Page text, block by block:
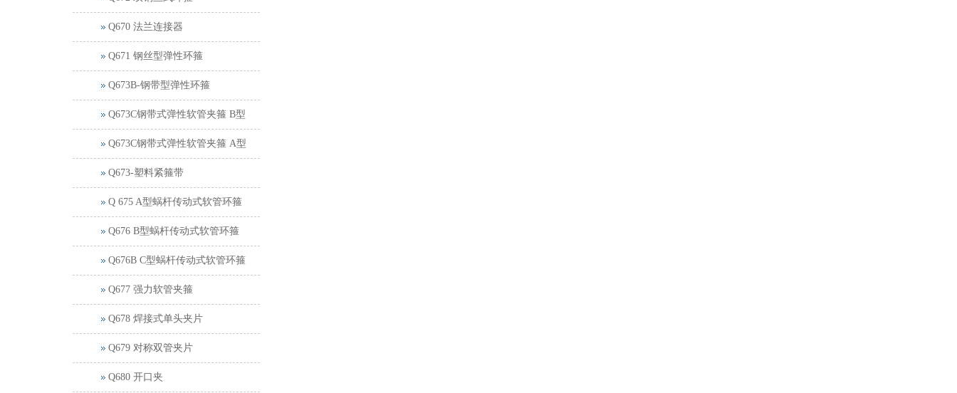
Q670 法兰连接器
Q671 钢丝型弹性环箍
Q673B-钢带型弹性环箍
Q673C钢带式弹性软管夹箍 B型
Q673C钢带式弹性软管夹箍 A型
Q673-塑料紧箍带
Q 675 A型蜗杆传动式软管环箍
Q676 B型蜗杆传动式软管环箍
Q676B C型蜗杆传动式软管环箍
Q677 强力软管夹箍
Q678 焊接式单头夹片
Q679 对称双管夹片
Q680 开口夹